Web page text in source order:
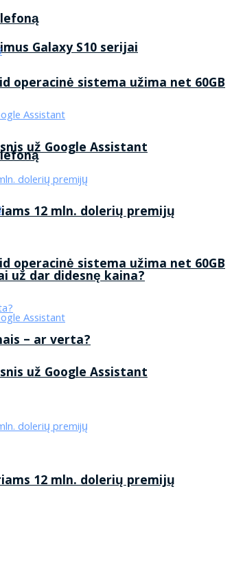
Galaxy S10 serijai
operacinė sistema užima net 60GB
už Google Assistant
12 mln. dolerių premijų
operacinė sistema užima net 60GB
už Google Assistant
12 mln. dolerių premijų
už dar didesnę kaina?
– ar verta?